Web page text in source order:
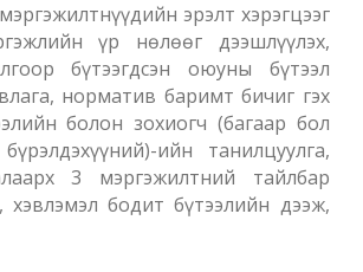
эрэлт хэрэгцээг
үр нөлөөг дээшлүүлэх,
бүтээгдсэн оюуны бүтээл
норматив баримт бичиг гэх
болон зохиогч (багаар бол
ийн танилцуулга,
3 мэргэжилтний тайлбар
хэвлэмэл бодит бүтээлийн дээж,